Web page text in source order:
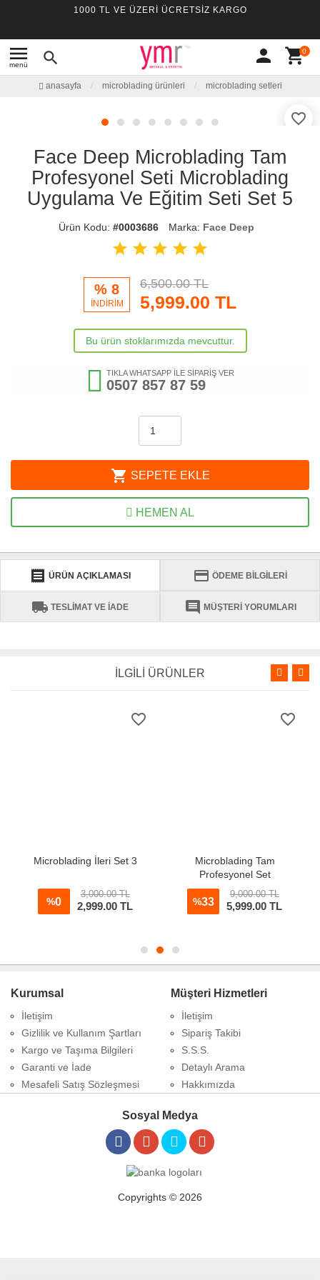
1000 TL VE ÜZERİ ÜCRETSİZ KARGO
menu
menü search person shopping_cart0
anasayfa microblading ürünleri microblading setleri
favorite_border
Face Deep Microblading Tam
Profesyonel Seti Microblading
Uygulama Ve Eğitim Seti Set 5
Ürün Kodu: #0003686 Marka: Face Deep
star star star star star
% 8
İNDİRİM
6,500.00 TL
5,999.00 TL
Bu ürün stoklarımızda mevcuttur.
TIKLA WHATSAPP İLE SİPARİŞ VER
0507 857 87 59
shopping_cart SEPETE EKLE
HEMEN AL
receipt ÜRÜN AÇIKLAMASI credit_card ÖDEME BİLGİLERİ
local_shipping TESLİMAT VE İADE comment MÜŞTERİ YORUMLARI
İLGİLİ ÜRÜNLER
favorite_border
Microblading İleri Set 3
%0
3,000.00 TL
2,999.00 TL
favorite_border
Microblading Tam
Profesyonel Set
%33
9,000.00 TL
5,999.00 TL
Kurumsal
İletişim
Gizlilik ve Kullanım Şartları
Kargo ve Taşıma Bilgileri
Garanti ve İade
Mesafeli Satış Sözleşmesi
Müşteri Hizmetleri
İletişim
Sipariş Takibi
S.S.S.
Detaylı Arama
Hakkımızda
Sosyal Medya
Copyrights © 2026